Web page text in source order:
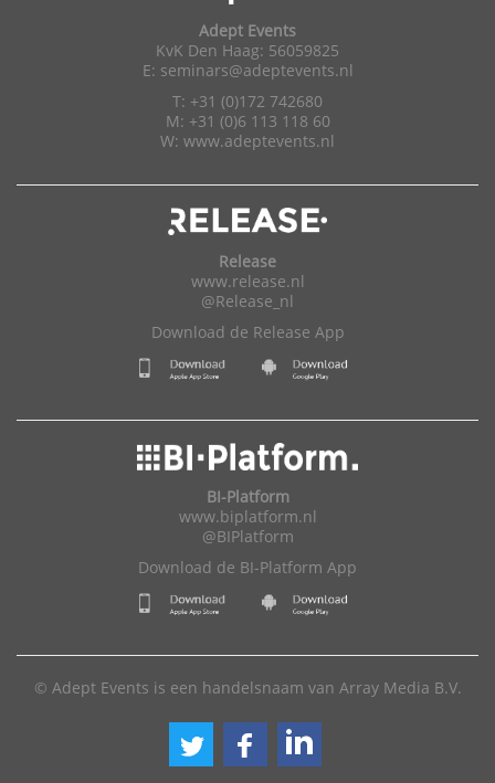
Adept Events
KvK Den Haag: 56059825
E: seminars@adeptevents.nl
T: +31 (0)172 742680
M: +31 (0)6 113 118 60
W: www.adeptevents.nl
Release
www.release.nl
@Release_nl
Download de Release App
BI-Platform
www.biplatform.nl
@BIPlatform
Download de BI-Platform App
© Adept Events is een handelsnaam van Array Media B.V.